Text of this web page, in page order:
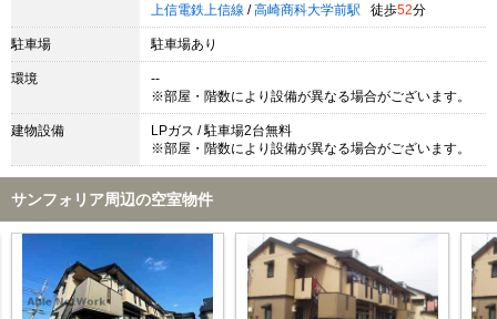
上信電鉄上信線 / 高崎商科大学前駅 徒歩52分
駐車場 駐車場あり
環境
--
※部屋・階数により設備が異なる場合がございます。
建物設備
LPガス / 駐車場2台無料
※部屋・階数により設備が異なる場合がございます。
サンフォリア周辺の空室物件